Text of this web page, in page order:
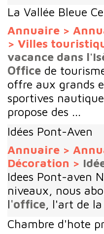
La Vallée Bleue
Annuaire >
> Villes
vacance dans
Office de
offre aux grands
sportives
propose des ...
Idées Pont-Aven
Annuaire >
Décoration >
Idees Pont-aven
niveaux, nous
l'office, l'art de
Chambre d'hote